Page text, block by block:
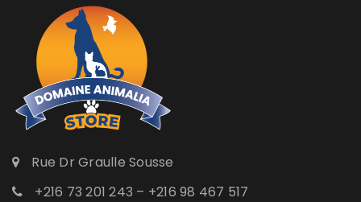
Rue Dr Graulle Sousse
+216 73 201 243 – +216 98 467 517